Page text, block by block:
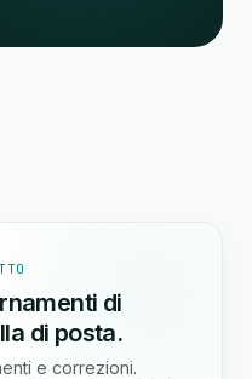
di
di posta.
e correzioni.